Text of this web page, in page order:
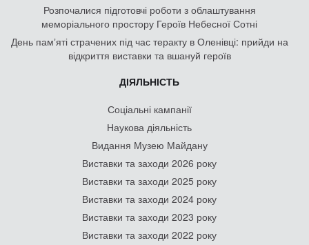
Розпочалися підготовчі роботи з облаштування
меморіального простору Героїв Небесної Сотні
День памʼяті страчених під час теракту в Оленівці: прийди на
відкриття виставки та вшануй героїв
ДІЯЛЬНІСТЬ
Соціальні кампанії
Наукова діяльність
Видання Музею Майдану
Виставки та заходи 2026 року
Виставки та заходи 2025 року
Виставки та заходи 2024 року
Виставки та заходи 2023 року
Виставки та заходи 2022 року